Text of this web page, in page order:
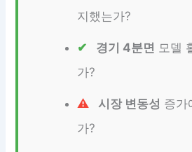
지했는가?
경기 4분면 모델
가?
시장 변동성 증가
가?